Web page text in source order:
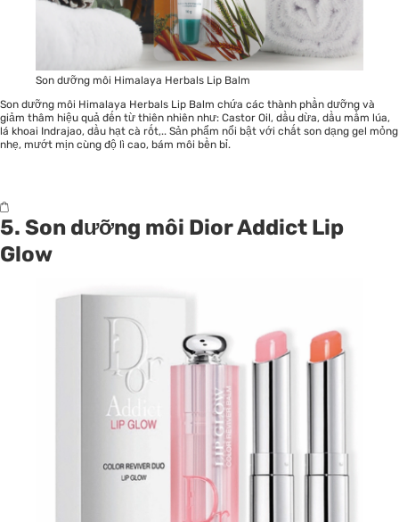
Son dưỡng môi Himalaya Herbals Lip Balm
Son dưỡng môi Himalaya Herbals Lip Balm chứa các thành phần dưỡng và
giảm thâm hiệu quả đến từ thiên nhiên như: Castor Oil, dầu dừa, dầu mầm lúa,
lá khoai Indrajao, dầu hạt cà rốt,.. Sản phẩm nổi bật với chất son dạng gel mỏng
nhẹ, mướt mịn cùng độ lì cao, bám môi bền bỉ.
5. Son dưỡng môi Dior Addict Lip
Glow